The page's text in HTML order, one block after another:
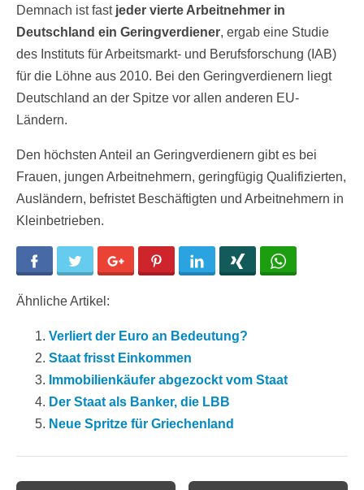
Demnach ist fastjeder vierte Arbeitnehmer in
Deutschland ein Geringverdiener, ergab eine Studie
des Instituts für Arbeitsmarkt- und Berufsforschung (IAB)
für die Löhne aus 2010. Bei den Geringverdienern liegt
Deutschland an der Spitze vor allen anderen EU-
Ländern.
Den höchsten Anteil an Geringverdienern gibt es bei
Frauen, jungen Arbeitnehmern, geringfügig Qualifizierten,
Ausländern, befristet Beschäftigten und Arbeitnehmern in
Kleinbetrieben.
Facebook Twitter Google+ Pinterest LinkedIn
Ähnliche Artikel:
Verliert der Euro an Bedeutung?
Staat frisst Einkommen
Immobilienkäufer abgezockt vom Staat
Der Staat als Banker, die LBB
Neue Spritze für Griechenland